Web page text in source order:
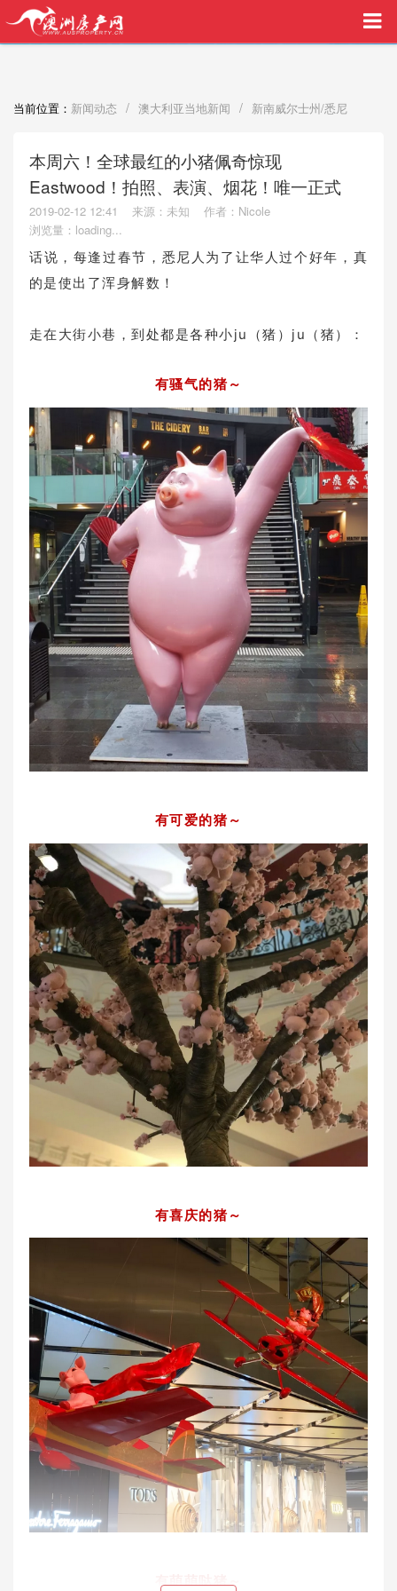
买家中介VIP服务，助您安心购房
当前位置： 新闻动态 / 澳大利亚当地新闻 / 新南威尔士州/悉尼
本周六！全球最红的小猪佩奇惊现
Eastwood！拍照、表演、烟花！唯一正式
2019-02-12 12:41 来源：未知
作者：Nicole
浏览量： loading...
话说，每逢过春节，悉尼人为了让华人过个好年，真
的是使出了浑身解数！
走在大街小巷，到处都是各种小ju（猪）ju（猪）：
有骚气的猪～
有可爱的猪～
有喜庆的猪～
有萌萌哒猪～